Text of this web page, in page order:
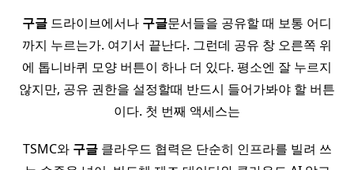
구글 드라이브에서나 구글문서들을 공유할 때 보통 어디
까지 누르는가. 여기서 끝난다. 그런데 공유 창 오른쪽 위
에 톱니바퀴 모양 버튼이 하나 더 있다. 평소엔 잘 누르지
않지만, 공유 권한을 설정할때 반드시 들어가봐야 할 버튼
이다. 첫 번째 액세스는
TSMC와 구글클라우드 협력은 단순히 인프라를 빌려 쓰